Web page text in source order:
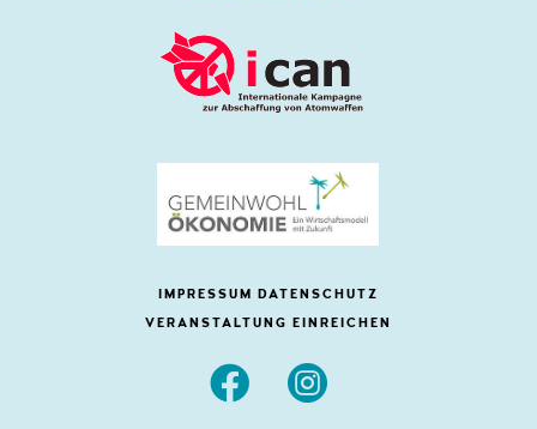
IMPRESSUM DATENSCHUTZ
VERANSTALTUNG EINREICHEN
 